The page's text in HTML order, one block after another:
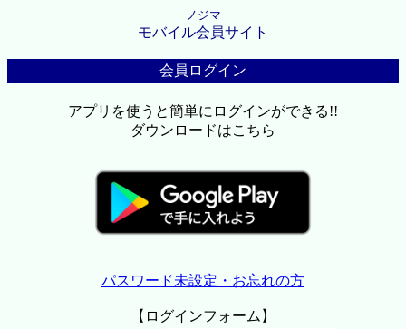
ノジマ
モバイル会員サイト
会員ログイン
アプリを使うと簡単にログインができる!!
ダウンロードはこちら
パスワード未設定・お忘れの方
【ログインフォーム】